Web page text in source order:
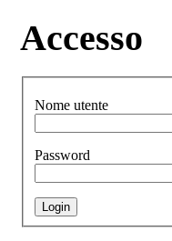
Accesso
Nome utente
Password